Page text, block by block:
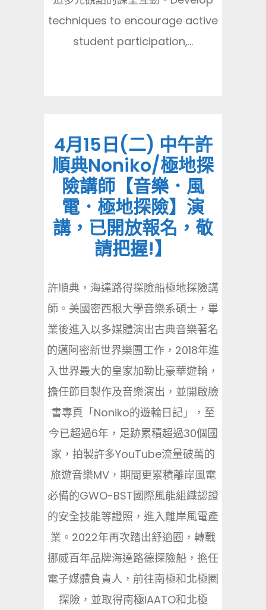
techniques to encourage active
student participation,...
4月15日(二) 中午許
順典Noniko/極地探
險講師【音樂．風
電．極地探險】演
講，已開放報名，敬
請把握!】
許順典，海達路得探險船極地探險講
師。美國密西根大學音樂系碩士，畢
業後進入以多媒體演出古典音樂著名
的邁阿密新世界樂團工作，2018年進
入世界最大的皇家加勒比豪華遊輪，
擔任節目製作及音樂演出，並開啟臉
書專頁「Noniko的遊輪日記」，至
今已超過6年，足跡累積超過30個國
家，拍製許多YouTube流量破萬的
旅遊音樂MV，期間更累積離岸風電
必備的GWO-BST國際風能組織認證
的安全技能等證照，進入離岸風電產
業。2022年再次踏出舒適圈，轉戰
挪威百年品牌海達路德探險船，擔任
電子媒體負責人，前往南極和北極圈
探險，並取得南極IAATO和北極